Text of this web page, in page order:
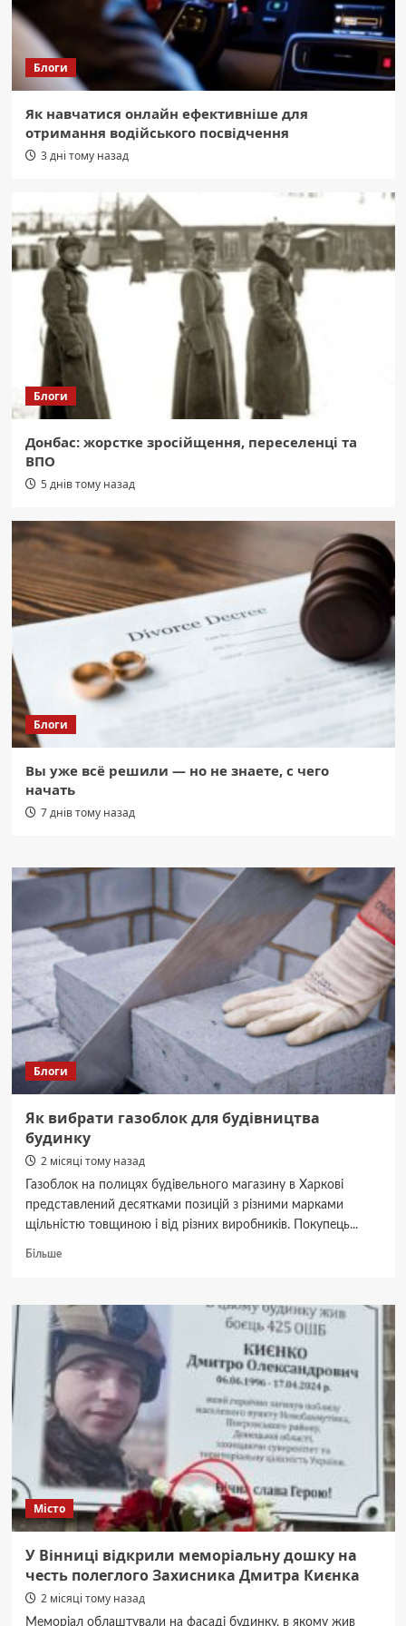
Блоги
Як навчатися онлайн ефективніше для
отримання водійського посвідчення
3 дні тому назад
Блоги
Донбас: жорстке зросійщення, переселенці та
ВПО
5 днів тому назад
Блоги
Вы уже всё решили — но не знаете, с чего
начать
7 днів тому назад
Блоги
Як вибрати газоблок для будівництва
будинку
2 місяці тому назад
Газоблок на полицях будівельного магазину в Харкові
представлений десятками позицій з різними марками
щільністю товщиною і від різних виробників. Покупець...
БільшеДокладніше
вибрати
газоблок
будівництва
будинку
Місто
У Вінниці відкрили меморіальну дошку на
честь полеглого Захисника Дмитра Києнка
2 місяці тому назад
Меморіал облаштували на фасаді будинку, в якому жив